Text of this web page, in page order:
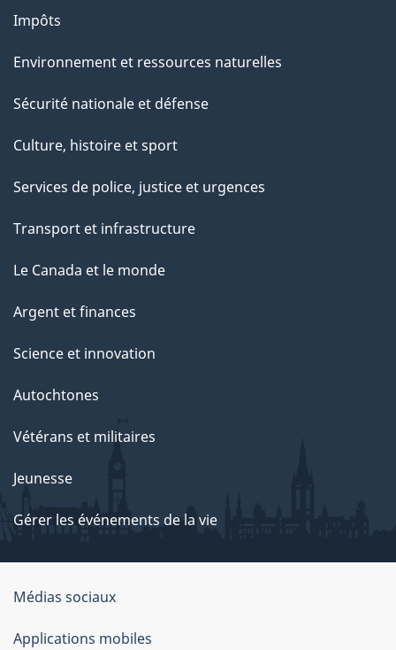
Impôts
Environnement et ressources naturelles
Sécurité nationale et défense
Culture, histoire et sport
Services de police, justice et urgences
Transport et infrastructure
Le Canada et le monde
Argent et finances
Science et innovation
Autochtones
Vétérans et militaires
Jeunesse
Gérer les événements de la vie
Organisation
du
Médias sociaux
Applications mobiles